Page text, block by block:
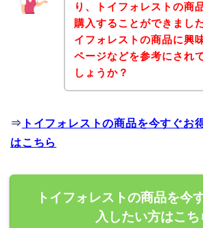
り、トイフォレストの商
購入することができまし
イフォレストの商品に興
ページなどを参考にされ
しょうか？
⇒ トイフォレストの商品を今すぐお
はこちら
トイフォレストの商品を今
入したい方はこち